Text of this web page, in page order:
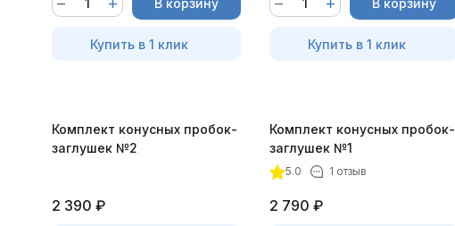
Купить в 1 клик Купить в 1 клик
Комплект конусных пробок-
заглушек №2
2 390 ₽
Комплект конусных пробок-
заглушек №1
5.0 1 отзыв
2 790 ₽